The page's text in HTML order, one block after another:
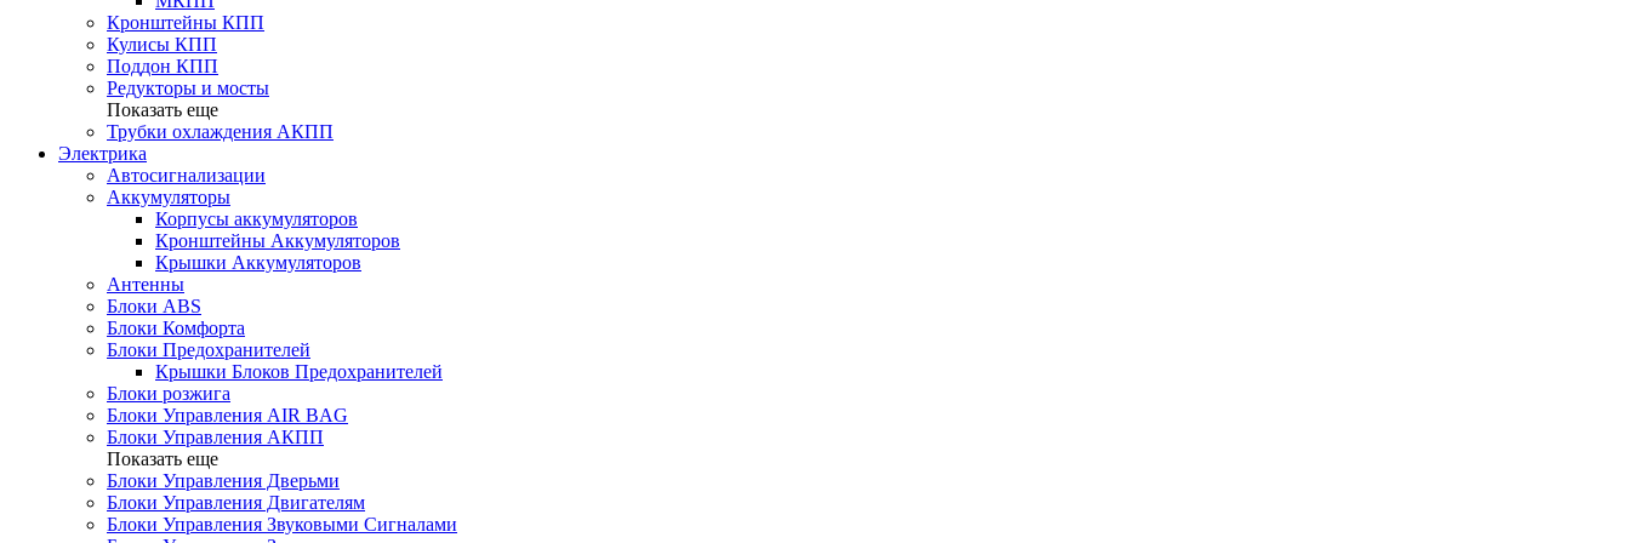
Кронштейны КПП
Кулисы КПП
Поддон КПП
Редукторы и мосты
Показать еще
Трубки охлаждения АКПП
Электрика
Автосигнализации
Аккумуляторы
Корпусы аккумуляторов
Кронштейны Аккумуляторов
Крышки Аккумуляторов
Антенны
Блоки ABS
Блоки Комфорта
Блоки Предохранителей
Крышки Блоков Предохранителей
Блоки розжига
Блоки Управления AIR BAG
Блоки Управления АКПП
Показать еще
Блоки Управления Дверьми
Блоки Управления Двигателям
Блоки Управления Звуковыми Сигналами